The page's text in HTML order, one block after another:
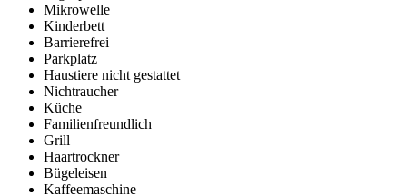
Mikrowelle
Kinderbett
Barrierefrei
Parkplatz
Haustiere nicht gestattet
Nichtraucher
Küche
Familienfreundlich
Grill
Haartrockner
Bügeleisen
Kaffeemaschine